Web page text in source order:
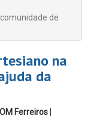
de
na
da
Ferreiros